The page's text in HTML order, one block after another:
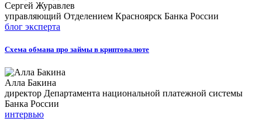
Сергей Журавлев
управляющий Отделением Красноярск Банка России
блог эксперта
Схема обмана про займы в криптовалюте
Алла Бакина
директор Департамента национальной платежной системы
Банка России
интервью